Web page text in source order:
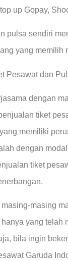
up Gopay,
pulsa sendiri
yang
Pesawat dan
dengan
tiket
memiliki
dengan
tiket
masing
yang telah
bila ingin
Garuda